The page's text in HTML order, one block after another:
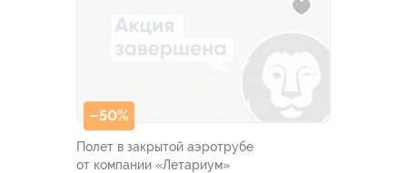
–50%
Полет в закрытой аэротрубе
от компании «Летариум»